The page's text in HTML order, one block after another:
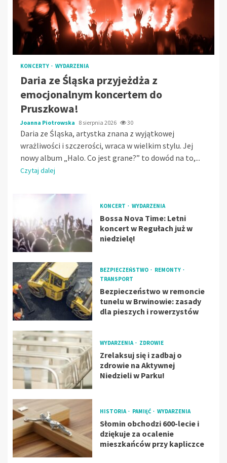
KONCERTY WYDARZENIA
Daria ze Śląska przyjeżdża z
emocjonalnym koncertem do
Pruszkowa!
Joanna Piotrowska 8 sierpnia 2026 30
Daria ze Śląska, artystka znana z wyjątkowej
wrażliwości i szczerości, wraca w wielkim stylu. Jej
nowy album „Halo. Co jest grane?” to dowód na to,...
Czytaj dalej
KONCERT WYDARZENIA
Bossa Nova Time: Letni
koncert w Regułach już w
niedzielę!
BEZPIECZEŃSTWO
REMONTY
TRANSPORT
Bezpieczeństwo w remoncie
tunelu w Brwinowie: zasady
dla pieszych i rowerzystów
WYDARZENIA ZDROWIE
Zrelaksuj się i zadbaj o
zdrowie na Aktywnej
Niedzieli w Parku!
HISTORIA PAMIĘĆ WYDARZENIA
Słomin obchodzi 600-lecie i
dziękuje za ocalenie
mieszkańców przy kapliczce